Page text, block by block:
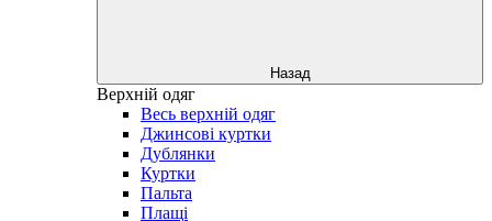
Назад
Верхній одяг
Весь верхній одяг
Джинсові куртки
Дублянки
Куртки
Пальта
Плащі